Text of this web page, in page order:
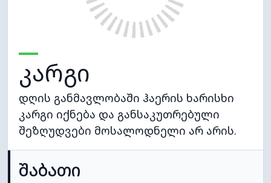
კარგი
დღის განმავლობაში ჰაერის ხარისხი
კარგი იქნება და განსაკუთრებული
შეზღუდვები მოსალოდნელი არ არის.
შაბათი